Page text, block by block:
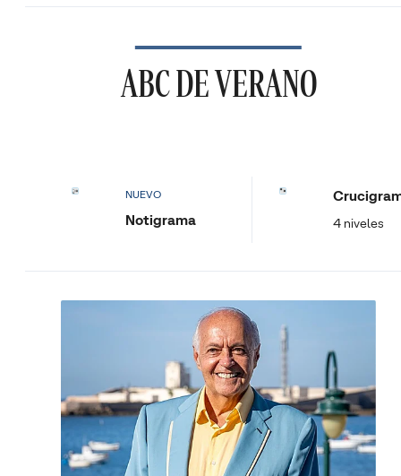
ABC DE VERANO
NUEVO
Notigrama 4 niveles